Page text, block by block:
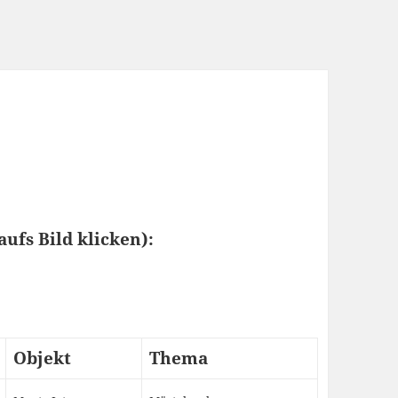
Bild klicken):
Objekt Thema